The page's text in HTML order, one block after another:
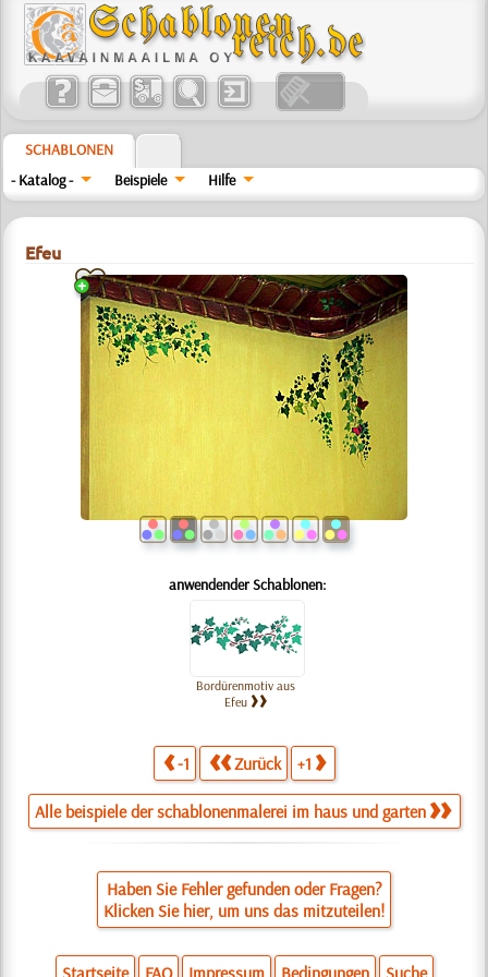
SCHABLONEN
- Katalog -
Beispiele Hilfe
Efeu
anwendender Schablonen:
Bordürenmotiv aus
Efeu
-1 Zurück +1
Alle beispiele der schablonenmalerei im haus und garten
Haben Sie Fehler gefunden oder Fragen?
Klicken Sie hier, um uns das mitzuteilen!
Startseite FAQ Impressum Bedingungen Suche